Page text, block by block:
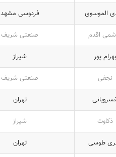
الموسوی فردوسی مشهد
اقدم صنعتی شریف
بهرام پور شیراز
نجفی صنعتی شریف
تهران
ذکاوت شیراز
طوسی تهران